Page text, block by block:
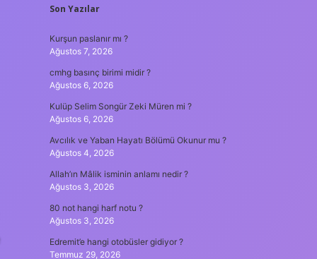
SIDEBAR
Son Yazılar
Kurşun paslanır mı ?
Ağustos 7, 2026
cmhg basınç birimi midir ?
Ağustos 6, 2026
Kulüp Selim Songür Zeki Müren mi ?
Ağustos 6, 2026
Avcılık ve Yaban Hayatı Bölümü Okunur mu ?
Ağustos 4, 2026
Allah’ın Mâlik isminin anlamı nedir ?
Ağustos 3, 2026
80 not hangi harf notu ?
Ağustos 3, 2026
Edremit’e hangi otobüsler gidiyor ?
Temmuz 29, 2026